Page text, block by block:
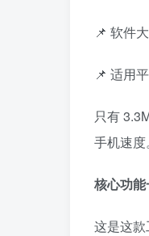
📌 软件
📌 适用
只有
手机速度。
核心功
这是这